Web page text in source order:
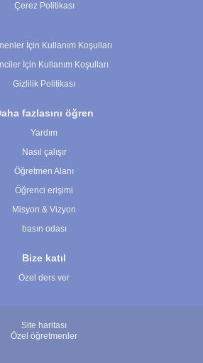
Çerez Politikası
İçin Kullanım Koşulları
İçin Kullanım Koşulları
Gizlilik Politikası
fazlasını öğren
Yardım
Nasıl çalışır
Öğretmen Alanı
Öğrenci erişimi
Misyon & Vizyon
basın odası
Bize katıl
Özel ders ver
Site haritası
Özel öğretmenler